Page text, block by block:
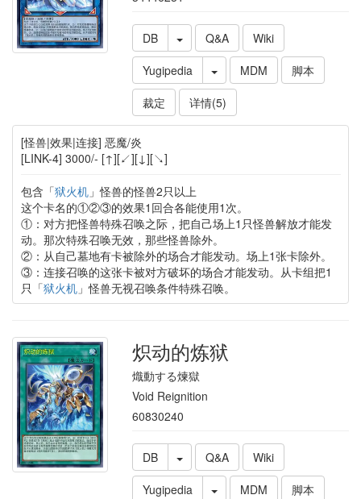
DB Q&A
Wiki
Yugipedia
MDM
脚本
裁定
详情(5)
[怪兽|效果|连接] 恶魔/炎
[LINK-4] 3000/- [↑][↙][↓][↘]
包含「狱火机」怪兽的怪兽2只以上
这个卡名的①②③的效果1回合各能使用1次。
①：对方把怪兽特殊召唤之际，把自己场上1只怪兽解放才能发
动。那次特殊召唤无效，那些怪兽除外。
②：从自己墓地有卡被除外的场合才能发动。场上1张卡除外。
③：连接召唤的这张卡被对方破坏的场合才能发动。从卡组把1
只「狱火机」怪兽无视召唤条件特殊召唤。
炽动的炼狱
熾動する煉獄
Void Reignition
60830240
DB Q&A
Wiki
Yugipedia
MDM
脚本